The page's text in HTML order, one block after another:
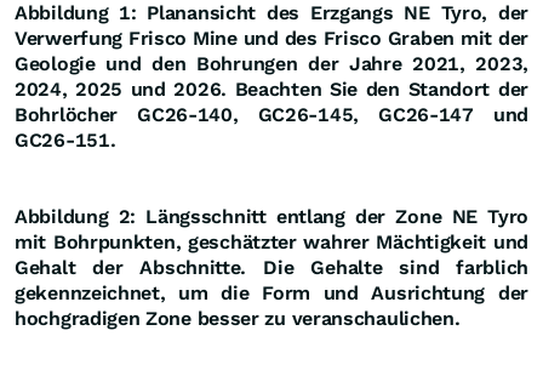
Abbildung 1: Planansicht des Erzgangs NE Tyro, der
Verwerfung Frisco Mine und des Frisco Graben mit der
Geologie und den Bohrungen der Jahre 2021, 2023,
2024, 2025 und 2026. Beachten Sie den Standort der
Bohrlöcher GC26-140, GC26-145, GC26-147 und
GC26-151.
Abbildung 2: Längsschnitt entlang der Zone NE Tyro
mit Bohrpunkten, geschätzter wahrer Mächtigkeit und
Gehalt der Abschnitte. Die Gehalte sind farblich
gekennzeichnet, um die Form und Ausrichtung der
hochgradigen Zone besser zu veranschaulichen.